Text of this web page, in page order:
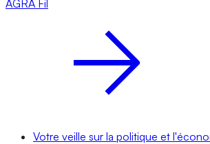
AGRA Fil
Votre veille sur la politique et